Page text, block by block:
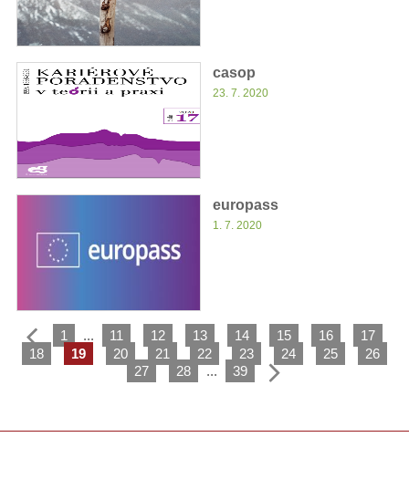
casop
23. 7. 2020
europass
1. 7. 2020
1 ... 11 12 13 14 15 16
17
18
19 20 21 22 23 24 25
26
27
28 ... 39